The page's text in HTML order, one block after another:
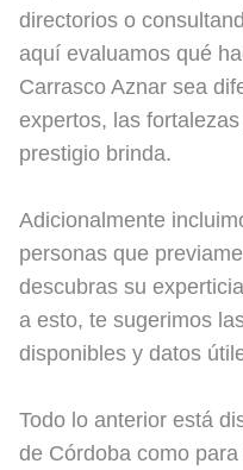
directorios o
aquí evaluamos qué
Carrasco Aznar sea
expertos, las
prestigio brinda.
Adicionalmente
personas que
descubras su
a esto, te sugerimos
disponibles y datos
Todo lo anterior está
de Córdoba como